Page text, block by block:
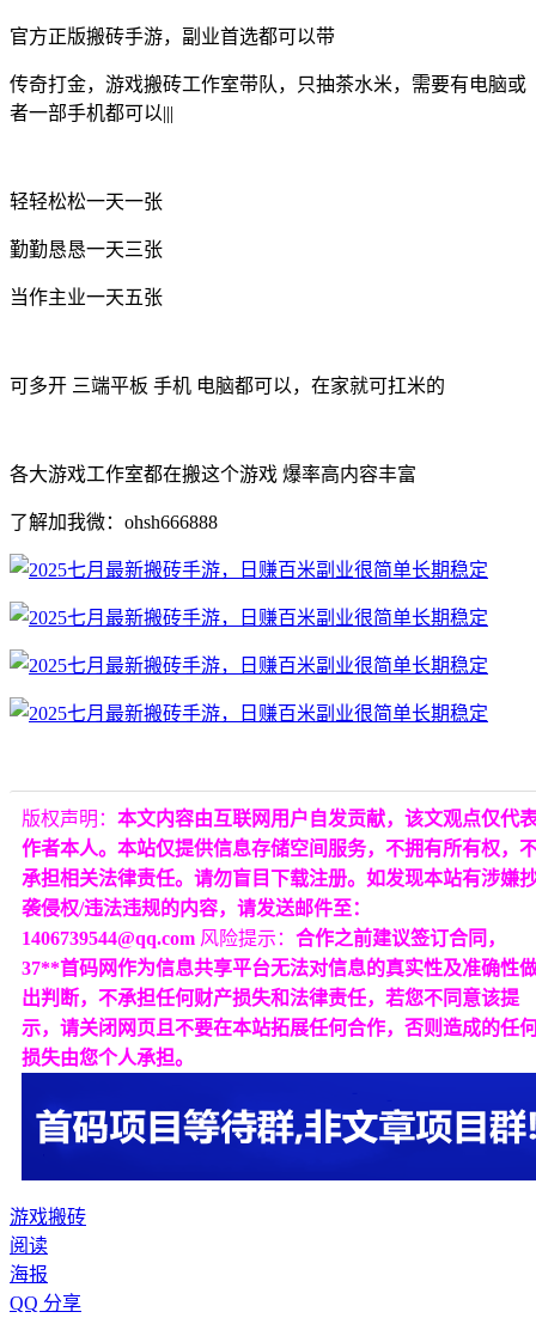
官方正版搬砖手游，副业首选都可以带
传奇打金，游戏搬砖工作室带队，只抽茶水米，需要有电脑或
者一部手机都可以|||
轻轻松松一天一张
勤勤恳恳一天三张
当作主业一天五张
可多开 三端平板 手机 电脑都可以，在家就可扛米的
各大游戏工作室都在搬这个游戏 爆率高内容丰富
了解加我微：ohsh666888
版权声明： 本文内容由互联网用户自发贡献，该文观点仅代
作者本人。本站仅提供信息存储空间服务，不拥有所有权，
承担相关法律责任。请勿盲目下载注册。如发现本站有涉嫌
袭侵权/违法违规的内容，请发送邮件至：
1406739544@qq.com 风险提示： 合作之前建议签订合同，
37**首码网作为信息共享平台无法对信息的真实性及准确性
出判断，不承担任何财产损失和法律责任，若您不同意该提
示，请关闭网页且不要在本站拓展任何合作，否则造成的任
损失由您个人承担。
游戏搬砖
阅读
海报
QQ 分享